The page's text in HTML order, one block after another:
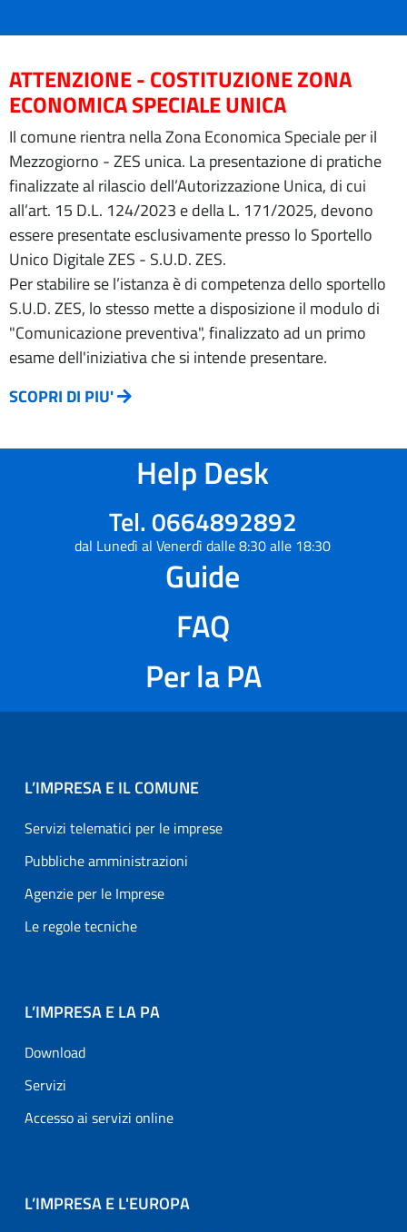
ATTENZIONE - COSTITUZIONE ZONA
ECONOMICA SPECIALE UNICA
Il comune rientra nella Zona Economica Speciale per il
Mezzogiorno - ZES unica. La presentazione di pratiche
finalizzate al rilascio dell’Autorizzazione Unica, di cui
all’art. 15 D.L. 124/2023 e della L. 171/2025, devono
essere presentate esclusivamente presso lo Sportello
Unico Digitale ZES - S.U.D. ZES.
Per stabilire se l’istanza è di competenza dello sportello
S.U.D. ZES, lo stesso mette a disposizione il modulo di
"Comunicazione preventiva", finalizzato ad un primo
esame dell'iniziativa che si intende presentare.
SCOPRI DI PIU'
Help Desk
Tel. 0664892892
dal Lunedì al Venerdì dalle 8:30 alle 18:30
Guide
FAQ
Per la PA
L’IMPRESA E IL COMUNE
Servizi telematici per le imprese
Pubbliche amministrazioni
Agenzie per le Imprese
Le regole tecniche
L’IMPRESA E LA PA
Download
Servizi
Accesso ai servizi online
L’IMPRESA E L'EUROPA